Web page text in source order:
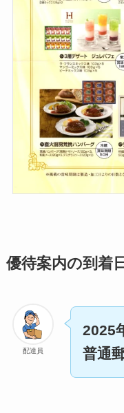
優待案内の到着日
配達員
2025
普通